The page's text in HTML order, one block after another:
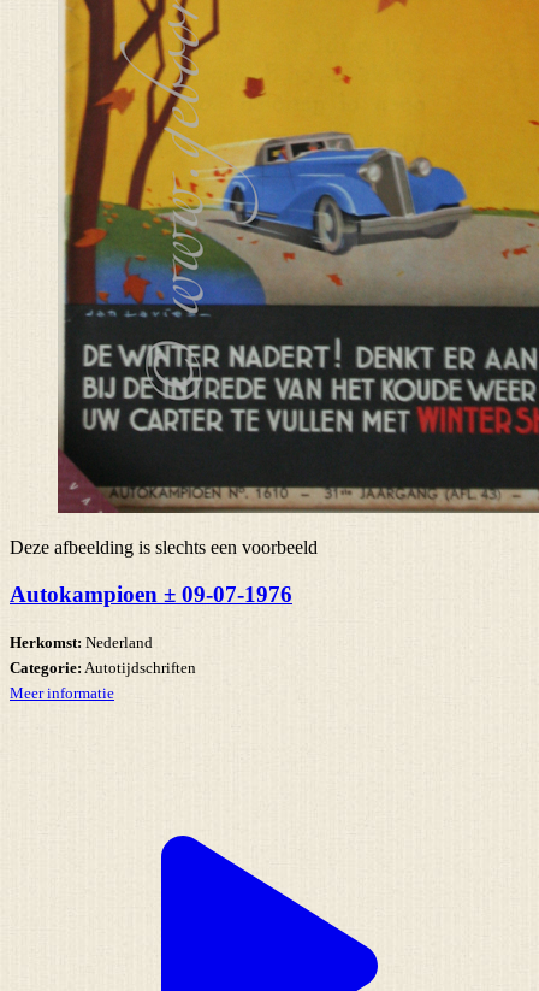
Deze afbeelding is slechts een voorbeeld
Autokampioen ± 09-07-1976
Herkomst: Nederland
Categorie: Autotijdschriften
Meer informatie